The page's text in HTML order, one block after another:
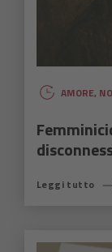
AMORE,
Leggi tutto